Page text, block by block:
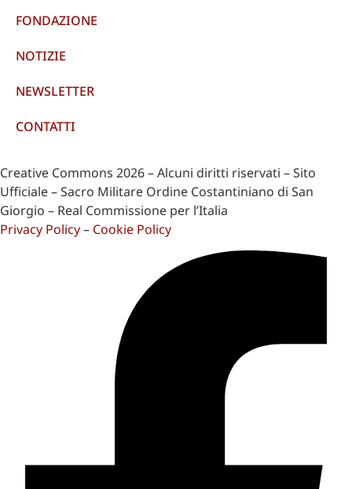
FONDAZIONE
NOTIZIE
NEWSLETTER
CONTATTI
Creative Commons 2026 – Alcuni diritti riservati – Sito
Ufficiale – Sacro Militare Ordine Costantiniano di San
Giorgio – Real Commissione per l’Italia
Privacy Policy– Cookie Policy